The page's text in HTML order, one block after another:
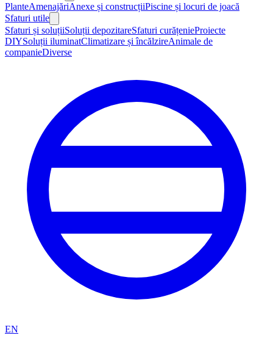
PlanteAmenajăriAnexe și construcțiiPiscine și locuri de joacă
Sfaturi utile
Sfaturi și soluțiiSoluții depozitareSfaturi curățenieProiecte
DIYSoluții iluminatClimatizare și încălzireAnimale de
companieDiverse
EN